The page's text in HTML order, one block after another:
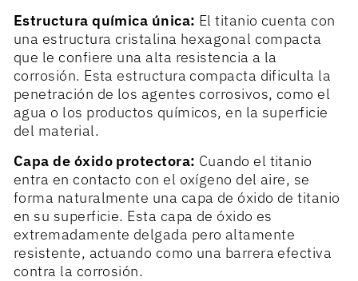
Estructura química única: El titanio cuenta con
una estructura cristalina hexagonal compacta
que le confiere una alta resistencia a la
corrosión. Esta estructura compacta dificulta la
penetración de los agentes corrosivos, como el
agua o los productos químicos, en la superficie
del material.
Capa de óxido protectora: Cuando el titanio
entra en contacto con el oxígeno del aire, se
forma naturalmente una capa de óxido de titanio
en su superficie. Esta capa de óxido es
extremadamente delgada pero altamente
resistente, actuando como una barrera efectiva
contra la corrosión.